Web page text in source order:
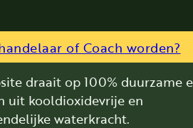
of Coach worden?
draait op 100% duurzame
uit kooldioxidevrije en
waterkracht.